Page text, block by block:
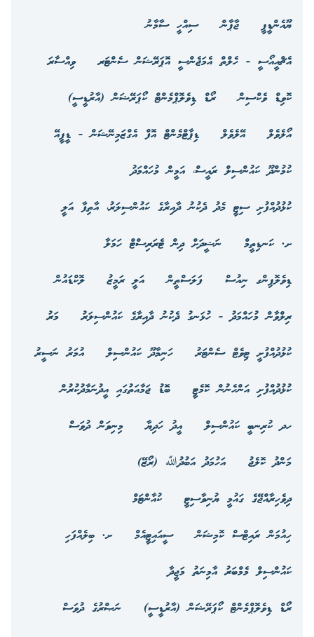
ޔޫއެންޑީޕީ
ޖާޕާން
ސިއްހީ ސާމާނު
އެޗްއީއޯސީ - ހެލްތް އެމަޖެންސީ އޮޕަރޭޝަން ސެންޓަރ
ވިއްސާރަ
ކޮވިޑް ވެކްސިން
ރޯޑް ޑިވެލޮޕްމެންޓް ކޯޕަރޭޝަން (އާރުޑީސީ)
އޯލެވެލް
އޭލެވެލް
ޑިޕާޓްމެންޓް އޮފް އެގްޒަމިނޭޝަން - ޑީޕީއޭ
ކުމުންދޫ ކައުންސިލް ރައީސް، އަމީން މުހައްމަދު
ކުޅުދުއްފުށި ސިޓީ މެދު ދެކުނު ދާއިރާގެ ކައުންސިލަރު، އާތިފާ އަލީ
ށ. ކަނޑިތީމް
ނަޝީދަށް ދިން ޓެރަރިސްޓް ހަމަލާ
ޑިވެލޮޕިންގ ނިއުސް
ފަލަސްތީން އަލީ ރަމީޒު
ލޮކްޑައުން
ރިލްވާން މުހައްމަދު - ހުޅަނގު ދެކުނު ދާއިރާގެ ކައުންސިލަރު
މަރު
ކުޅުދުއްފުށީ ޓިވެޓް ސެންޓަރު
ހަނިމާދޫ ކައުންސިލް
އުމަރު ނަސީރު
ކުޅުދުއްފުށި އަންހެނުން ކޮމެޓީ
ބޮޑު ޖަމާއަތުގައި އީދުނަމާދުކުރުން
ހދ ކުރިނބީ ކައުންސިލް
އީދު ހަދިޔާ
މިނިވަން ދުވަސް
މަންދު ކޮލެޖު
އަހުމަދު އަބުދުﷲ (ރޯޒޭ)
ދިވެހިރާއްޖޭގެ ގައުމީ ޔުނިވާސިޓީ
ކުއާންޓަމް
ހިއުމަން ރައިޓްސް ކޮމިޝަން
ސީއައިޓީއެމް
ށ. ބިލެއްފަހި
ކައުންސިލް މެމްބަރު އާމިނަތު މަޖީދާ
ރޯޑް ޑިވެލޮޕްމެންޓް ކޯޕަރޭޝަން (އާރުޑީސީ)
ނަޞްރުގެ ދުވަސް